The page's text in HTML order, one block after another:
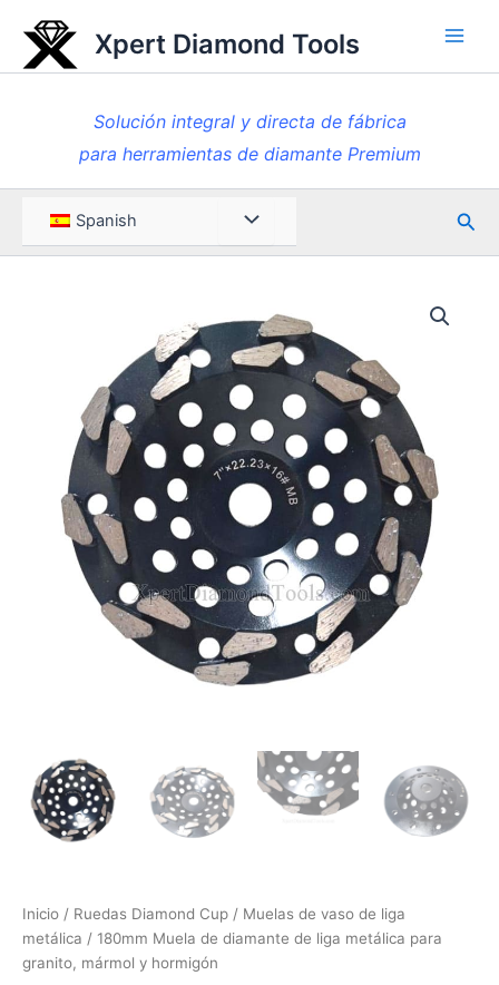
contenido
Xpert Diamond Tools
Solución integral y directa de fábrica
para herramientas de diamante Premium
Spanish Menú
Inicio / Ruedas Diamond Cup / Muelas de vaso de liga
metálica / 180mm Muela de diamante de liga metálica para
granito, mármol y hormigón